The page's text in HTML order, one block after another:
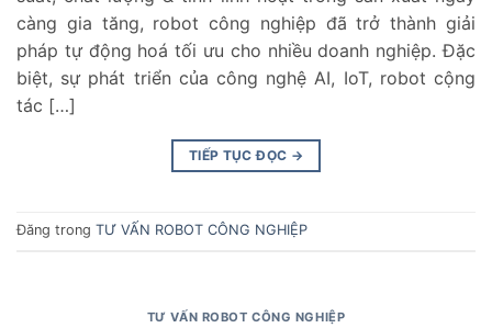
càng gia tăng, robot công nghiệp đã trở thành giải
pháp tự động hoá tối ưu cho nhiều doanh nghiệp. Đặc
biệt, sự phát triển của công nghệ AI, IoT, robot cộng
tác […]
TIẾP TỤC ĐỌC →
Đăng trong TƯ VẤN ROBOT CÔNG NGHIỆP
TƯ VẤN ROBOT CÔNG NGHIỆP